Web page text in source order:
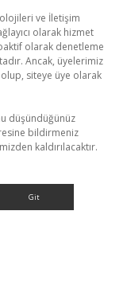
ve İletişim
olarak hizmet
olarak denetleme
Ancak, üyelerimiz
siteye üye olarak
düşündüğünüz
bildirmeniz
kaldırılacaktır.